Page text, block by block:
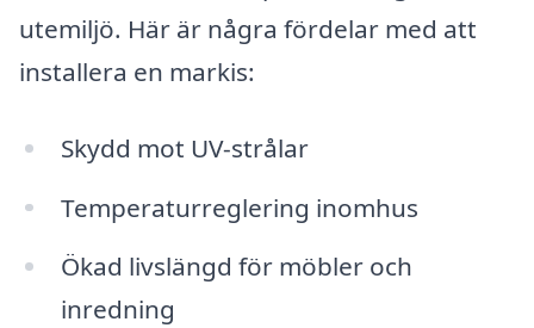
utemiljö. Här är några fördelar med att
installera en markis:
Skydd mot UV-strålar
Temperaturreglering inomhus
Ökad livslängd för möbler och
inredning